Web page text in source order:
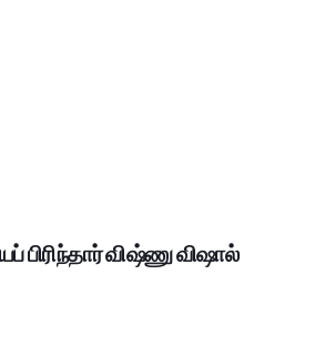
பிரிந்தார் விஷ்ணு விஷால்